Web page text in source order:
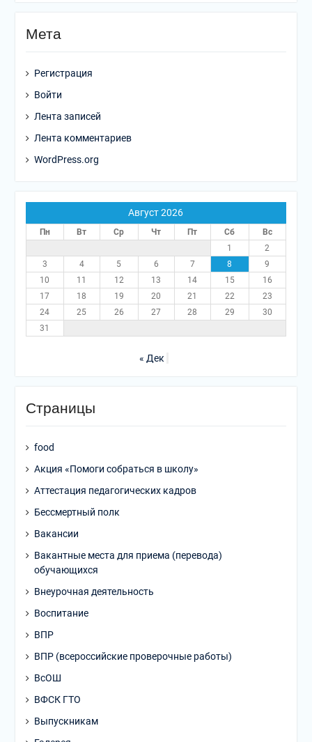
Мета
Регистрация
Войти
Лента записей
Лента комментариев
WordPress.org
Август 2026
Пн Вт Ср Чт Пт Сб
Вс
1
2
3
4 5 6 7 8
9
10
11 12 13 14 15
16
17
18 19 20 21 22
23
24
25 26 27 28 29
30
31
« Дек
Страницы
food
Акция «Помоги собраться в школу»
Аттестация педагогических кадров
Бессмертный полк
Вакансии
Вакантные места для приема (перевода)
обучающихся
Внеурочная деятельность
Воспитание
ВПР
ВПР (всероссийские проверочные работы)
ВсОШ
ВФСК ГТО
Выпускникам